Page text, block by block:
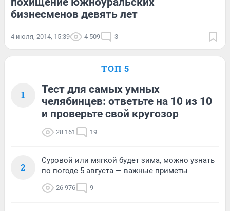
бизнесменов девять лет
4 июля, 2014, 15:39 4 509 3
ТОП 5
1
Тест для самых умных
челябинцев: ответьте на 10 из 10
и проверьте свой кругозор
28 161 19
2
Суровой или мягкой будет зима, можно узнать
по погоде 5 августа — важные приметы
26 976 9